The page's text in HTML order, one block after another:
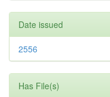
Date issued
2556
Has File(s)